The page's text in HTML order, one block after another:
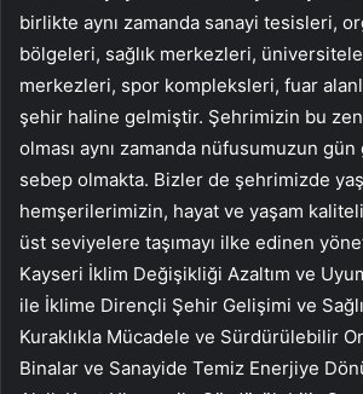
birlikte aynı zamanda sanayi tesisleri,
bölgeleri, sağlık merkezleri,
merkezleri, spor kompleksleri, fuar
şehir haline gelmiştir. Şehrimizin bu
olması aynı zamanda nüfusumuzun
sebep olmakta. Bizler de şehrimizde
hemşerilerimizin, hayat ve yaşam
üst seviyelere taşımayı ilke edinen
Kayseri İklim Değişikliği Azaltım ve
ile İklime Dirençli Şehir Gelişimi ve
Kuraklıkla Mücadele ve Sürdürülebilir
Binalar ve Sanayide Temiz Enerjiye